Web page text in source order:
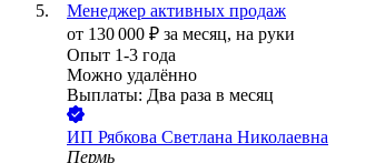
Менеджер активных продаж
от 130 000 ₽ за месяц, на руки
Опыт 1-3 года
Можно удалённо
Выплаты: Два раза в месяц
ИП Рябкова Светлана Николаевна
Пермь